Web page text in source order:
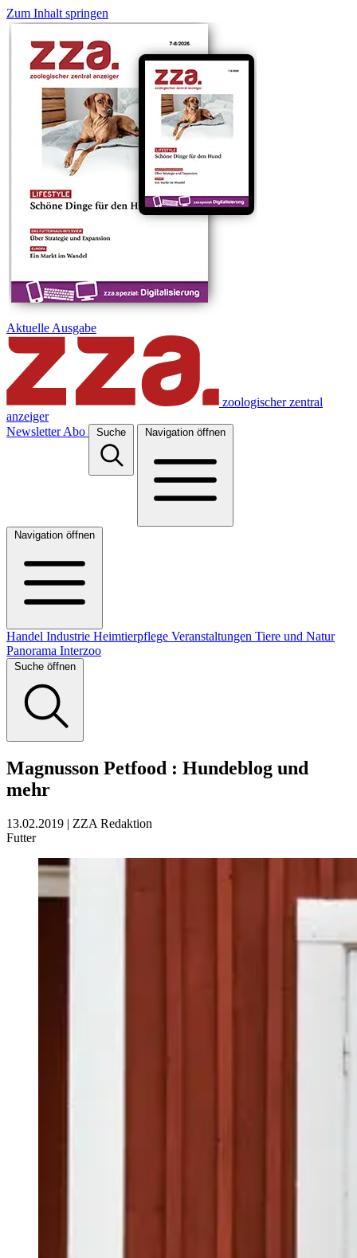
Zum Inhalt springen
Aktuelle Ausgabe
zoologischer zentral
anzeiger
Newsletter Abo Suche Navigation öffnen
Navigation öffnen
Handel Industrie Heimtierpflege Veranstaltungen Tiere und Natur
Panorama Interzoo
Suche öffnen
Magnusson Petfood : Hundeblog und
mehr
13.02.2019 | ZZA Redaktion
Futter